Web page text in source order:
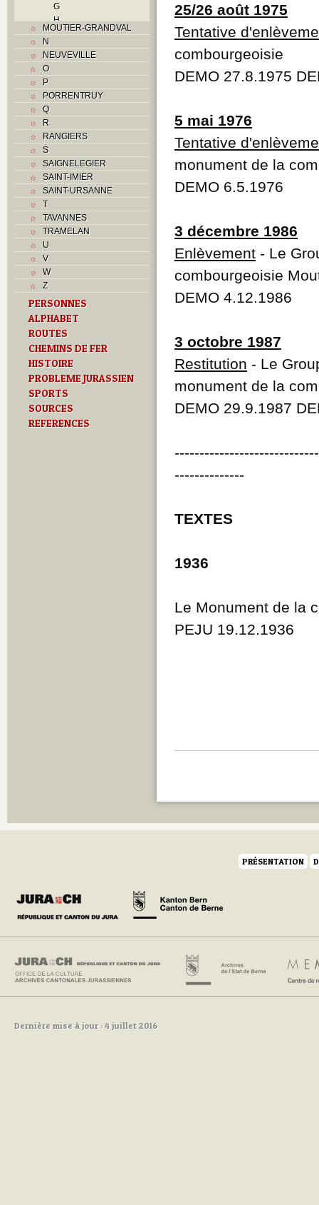
G
H
Histoire
Industrie
M
O
Paroisses
Problème jurassien
Q
S
Sociétés locales
Z
MOUTIER-GRANDVAL
N
NEUVEVILLE
O
P
PORRENTRUY
Q
R
RANGIERS
S
SAIGNELEGIER
SAINT-IMIER
SAINT-URSANNE
T
TAVANNES
TRAMELAN
U
V
W
Z
PERSONNES
ALPHABET
ROUTES
CHEMINS DE FER
HISTOIRE
PROBLEME JURASSIEN
SPORTS
SOURCES
REFERENCES
25/26 août 1975
Tentative
combourgeoisie
DEMO 27.8.1975
5 mai 1976
Tentative
monument de la
DEMO 6.5.1976
3 décembre 1986
Enlèvement - Le
combourgeoisie
DEMO 4.12.1986
3 octobre 1987
Restitution - Le
monument de la
DEMO 29.9.1987
--------------
TEXTES
1936
Le Monument de la
PEJU 19.12.1936
PRÉSENTATION
Dernière mise à jour : 4 juillet 2016